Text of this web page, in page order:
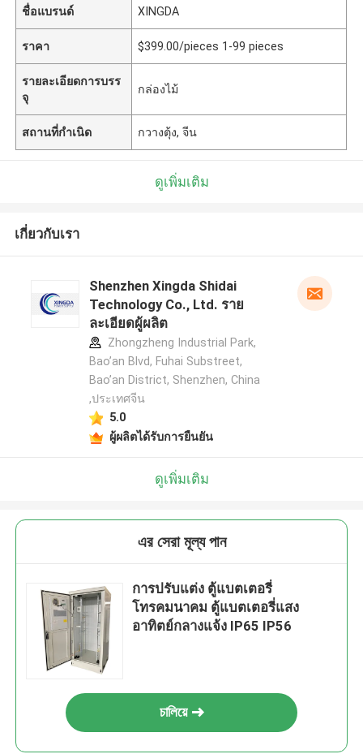
ชื่อแบรนด์ XINGDA
ราคา $399.00/pieces 1-99 pieces
รายละเอียดการบรร
จุ
กล่องไม้
สถานที่กำเนิด กวางตุ้ง, จีน
ดูเพิ่มเติม
เกี่ยวกับเรา
Shenzhen Xingda Shidai
Technology Co., Ltd. ราย
ละเอียดผู้ผลิต
Zhongzheng Industrial Park,
Bao’an Blvd, Fuhai Substreet,
Bao’an District, Shenzhen, China
,ประเทศจีน
5.0
ผู้ผลิตได้รับการยืนยัน
ดูเพิ่มเติม
এর সেরা মূল্য পান
การปรับแต่ง ตู้แบตเตอรี่
โทรคมนาคม ตู้แบตเตอรี่แสง
อาทิตย์กลางแจ้ง IP65 IP56
চালিয়ে